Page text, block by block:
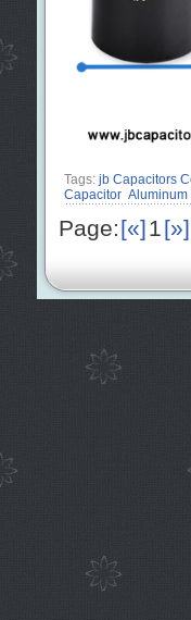
Tags: jb Capacitors
Capacitor Aluminum
Page:[«]1[»]